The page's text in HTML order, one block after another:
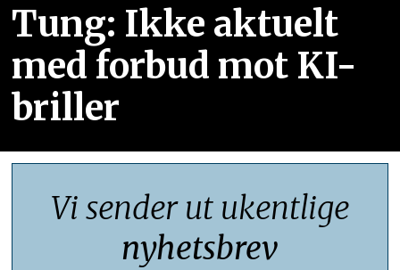
Tung: Ikke aktuelt
med forbud mot KI-
briller
Vi sender ut ukentlige
nyhetsbrev